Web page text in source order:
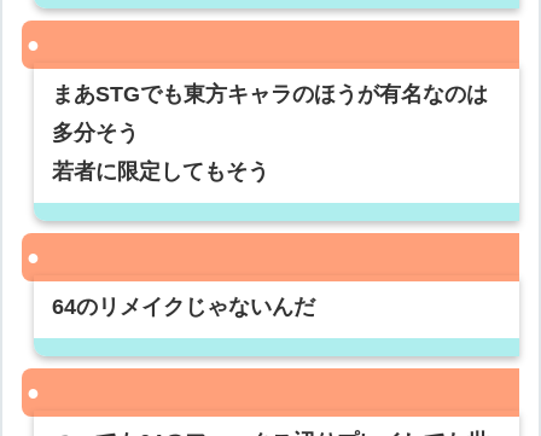
まあSTGでも東方キャラのほうが有名なのは
多分そう
若者に限定してもそう
64のリメイクじゃないんだ